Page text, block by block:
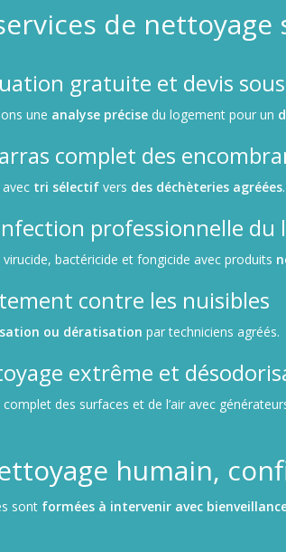
de
gratuite et devis
une analyse précise du logement pour un
complet des
tri sélectif vers des déchèteries agréées.
professionnelle du
bactéricide et fongicide avec produits
contre les nuisibles
ou dératisation par techniciens agréés.
extrême et
des surfaces et de l’air avec
humain,
sont formées à intervenir avec